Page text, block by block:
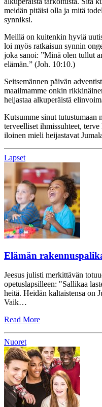
meidän pitäisi olla ja mitä
synniksi.
Meillä on kuitenkin hyviä
loi myös ratkaisun synnin
joka sanoi: ”Minä olen tullut
elämän.” (Joh. 10:10.)
Seitsemännen päivän
maailmamme onkin
heijastaa alkuperäistä
Kutsumme sinut tutustumaan
terveelliset ihmissuhteet,
iloinen mieli heijastavat
Lapset
Elämän
Jeesus julisti merkittävän
opetuslapsilleen: "Sallikaa
heitä. Heidän kaltaistensa on
Vaik…
Read More
Nuoret